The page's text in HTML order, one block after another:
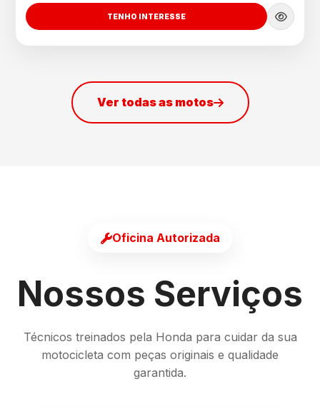
TENHO INTERESSE
Ver todas as motos
Oficina Autorizada
Nossos Serviços
Técnicos treinados pela Honda para cuidar da sua
motocicleta com peças originais e qualidade
garantida.